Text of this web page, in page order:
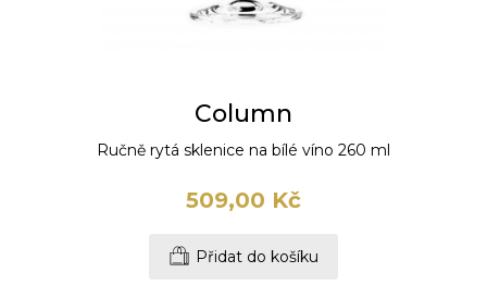
Column
Ručně rytá sklenice na bílé víno 260 ml
509,00 Kč
Přidat do košíku